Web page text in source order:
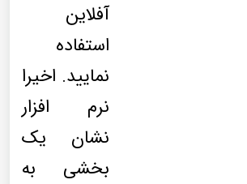
آفلاین
استفاده
نمایید. اخیرا
نرم افزار
نشان یک
بخشی به